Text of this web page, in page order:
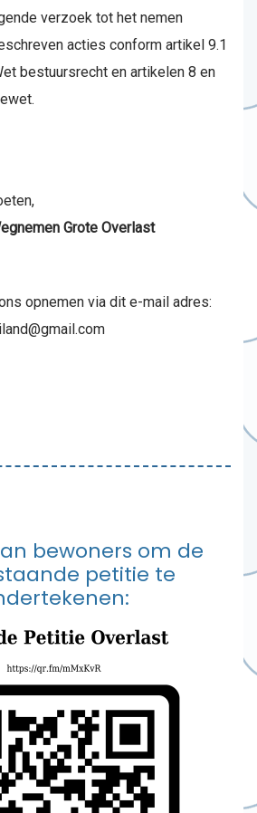
verzoek tot het nemen
acties conform artikel 9.1
bestuursrecht en artikelen 8 en
Grote Overlast
opnemen via dit e-mail adres:
bewoners om de
petitie te